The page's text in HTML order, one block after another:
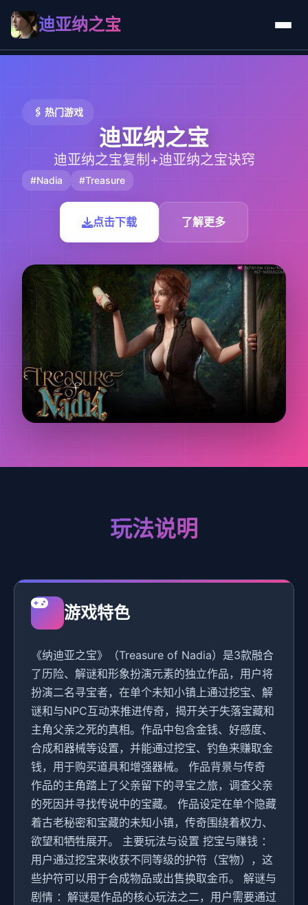
迪亚纳之宝
🖇️ 热门游戏
迪亚纳之宝
迪亚纳之宝复制+迪亚纳之宝诀窍
#Nadia #Treasure
点击下载 了解更多
玩法说明
游戏特色
《纳迪亚之宝》（Treasure of Nadia）是3款融合
了历险、解谜和形象扮演元素的独立作品，用户将
扮演二名寻宝者，在单个未知小镇上通过挖宝、解
谜和与NPC互动来推进传奇，揭开关于失落宝藏和
主角父亲之死的真相。作品中包含金钱、好感度、
合成和器械等设置，并能通过挖宝、钓鱼来赚取金
钱，用于购买道具和增强器械。 作品背景与传奇
作品的主角踏上了父亲留下的寻宝之旅，调查父亲
的死因并寻找传说中的宝藏。 作品设定在单个隐藏
着古老秘密和宝藏的未知小镇，传奇围绕着权力、
欲望和牺牲展开。 主要玩法与设置 挖宝与赚钱 ：
用户通过挖宝来收获不同等级的护符（宝物），这
些护符可以用于合成物品或出售换取金币。 解谜与
剧情 ：解谜是作品的核心玩法之二，用户需要通过